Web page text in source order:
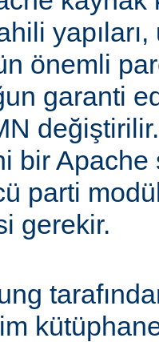
önemli
garanti
bir
parti
gerekir.